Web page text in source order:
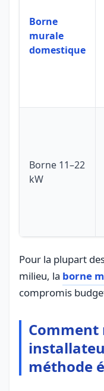
Borne
murale
domestique
Borne 11–22
kW
Pour la plupart
milieu, la borne
compromis
Comment
méthode